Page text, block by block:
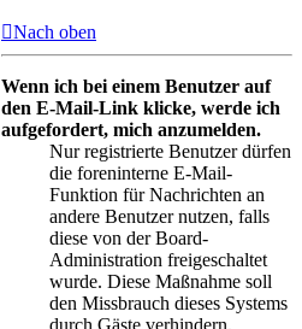
Nach oben
Wenn ich bei einem Benutzer auf
den E-Mail-Link klicke, werde ich
aufgefordert, mich anzumelden.
Nur registrierte Benutzer dürfen
die foreninterne E-Mail-
Funktion für Nachrichten an
andere Benutzer nutzen, falls
diese von der Board-
Administration freigeschaltet
wurde. Diese Maßnahme soll
den Missbrauch dieses Systems